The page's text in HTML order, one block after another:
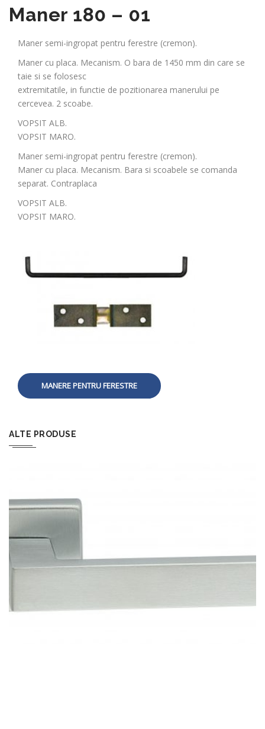
Maner 180 – 01
Maner semi-ingropat pentru ferestre (cremon).
Maner cu placa. Mecanism. O bara de 1450 mm din care se
taie si se folosesc
extremitatile, in functie de pozitionarea manerului pe
cercevea. 2 scoabe.
VOPSIT ALB.
VOPSIT MARO.
Maner semi-ingropat pentru ferestre (cremon).
Maner cu placa. Mecanism. Bara si scoabele se comanda
separat. Contraplaca
VOPSIT ALB.
VOPSIT MARO.
MANERE PENTRU FERESTRE
ALTE PRODUSE